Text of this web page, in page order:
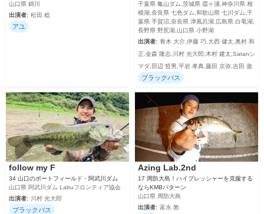
山口県 錦川
出演者: 松田 稔
アユ
千葉県 亀山ダム,茨城県 霞ヶ浦,神奈川県 相
模湖,奈良県 七色ダム,和歌山県 七川ダム,千
葉県 手賀沼,奈良県 津風呂湖,広島県 白竜湖,
長野県 野尻湖,山口県 小野湖
出演者: 青木 大介,伊藤 巧,大西 健太,奥村 和
正,金森 隆志,川村 光大郎,木村 建太,Satanシ
マダ,田辺 哲男,平岩 孝典,藤田 京弥,吉田 遊
ブラックバス
follow my F
34 山口のボートフィールド・阿武川ダム
山口県 阿武川ダム Labuフロンティア協会
出演者:
川村 光大郎
ブラックバス
Azing Lab.2nd
17 周防大島！ハイプレッシャーを克服する
ならKMBパターン
山口県 周防大島
出演者: 富永 敦